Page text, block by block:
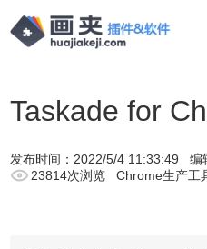
Taskade for
发布时间： 2022/5/4 11:33:49 编
23814次浏览
Chrome生产工